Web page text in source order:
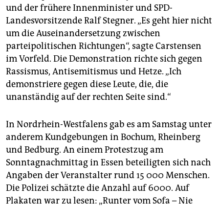
und der frühere Innenminister und SPD-
Landesvorsitzende Ralf Stegner. „Es geht hier nicht
um die Auseinandersetzung zwischen
parteipolitischen Richtungen“, sagte Carstensen
im Vorfeld. Die Demonstration richte sich gegen
Rassismus, Antisemitismus und Hetze. „Ich
demonstriere gegen diese Leute, die, die
unanständig auf der rechten Seite sind.“
In Nordrhein-Westfalens gab es am Samstag unter
anderem Kundgebungen in Bochum, Rheinberg
und Bedburg. An einem Protestzug am
Sonntagnachmittag in Essen beteiligten sich nach
Angaben der Veranstalter rund 15 000 Menschen.
Die Polizei schätzte die Anzahl auf 6000. Auf
Plakaten war zu lesen: „Runter vom Sofa – Nie